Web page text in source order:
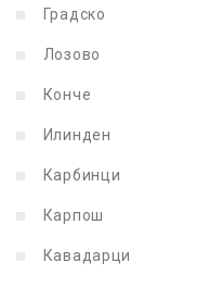
Градско
Лозово
Конче
Илинден
Карбинци
Карпош
Кавадарци